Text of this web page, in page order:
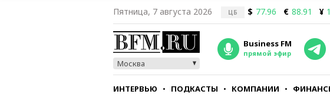
Пятница, 7 августа 2026 ЦБ $ 77.96 € 88.91 ¥
Москва
Business FM
прямой эфир
ИНТЕРВЬЮ ПОДКАСТЫ КОМПАНИИ